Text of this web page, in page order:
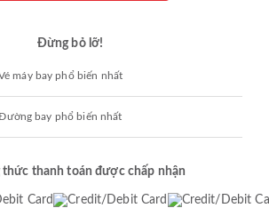
Đừng bỏ lỡ!
máy bay phổ biến nhất
bay phổ biến nhất
thức thanh toán được chấp nhận